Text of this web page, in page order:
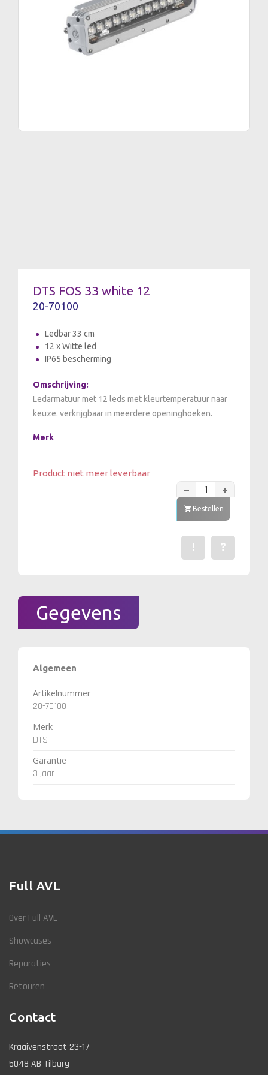
DTS FOS 33 white 12
20-70100
Ledbar 33 cm
12 x Witte led
IP65 bescherming
Omschrijving:
Ledarmatuur met 12 leds met kleurtemperatuur naar
keuze. verkrijgbaar in meerdere openinghoeken.
Merk
Product niet meer leverbaar
Bestellen
Stel een
?
Een fout gevonden?
!
Gegevens
Algemeen
Artikelnummer
20-70100
Merk
DTS
Garantie
3 jaar
Full AVL
Over Full AVL
Showcases
Reparaties
Retouren
Contact
Kraaivenstraat 23-17
5048 AB Tilburg